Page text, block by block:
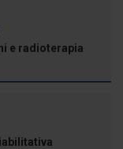
e radioterapia